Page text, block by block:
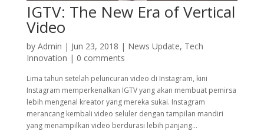
IGTV: The New Era of Vertical
Video
by Admin | Jun 23, 2018 | News Update, Tech
Innovation | 0 comments
Lima tahun setelah peluncuran video di Instagram, kini
Instagram memperkenalkan IGTV yang akan membuat pemirsa
lebih mengenal kreator yang mereka sukai. Instagram
merancang kembali video seluler dengan tampilan mandiri
yang menampilkan video berdurasi lebih panjang...